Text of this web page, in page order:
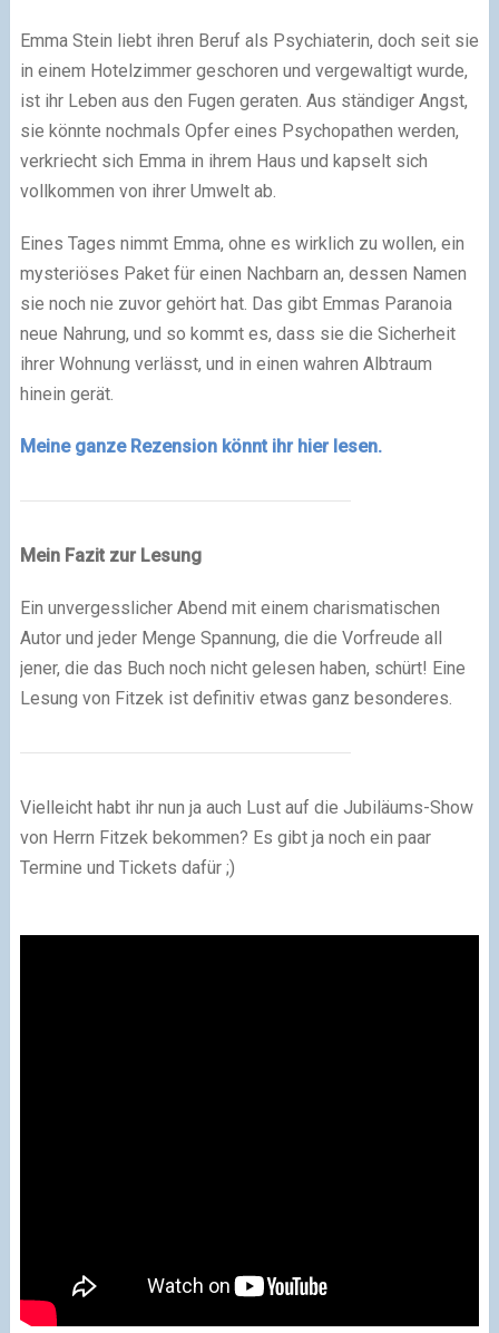
Emma Stein liebt ihren Beruf als Psychiaterin, doch seit sie
in einem Hotelzimmer geschoren und vergewaltigt wurde,
ist ihr Leben aus den Fugen geraten. Aus ständiger Angst,
sie könnte nochmals Opfer eines Psychopathen werden,
verkriecht sich Emma in ihrem Haus und kapselt sich
vollkommen von ihrer Umwelt ab.
Eines Tages nimmt Emma, ohne es wirklich zu wollen, ein
mysteriöses Paket für einen Nachbarn an, dessen Namen
sie noch nie zuvor gehört hat. Das gibt Emmas Paranoia
neue Nahrung, und so kommt es, dass sie die Sicherheit
ihrer Wohnung verlässt, und in einen wahren Albtraum
hinein gerät.
Meine ganze Rezension könnt ihr hier lesen.
Mein Fazit zur Lesung
Ein unvergesslicher Abend mit einem charismatischen
Autor und jeder Menge Spannung, die die Vorfreude all
jener, die das Buch noch nicht gelesen haben, schürt! Eine
Lesung von Fitzek ist definitiv etwas ganz besonderes.
Vielleicht habt ihr nun ja auch Lust auf die Jubiläums-Show
von Herrn Fitzek bekommen? Es gibt ja noch ein paar
Termine und Tickets dafür ;)